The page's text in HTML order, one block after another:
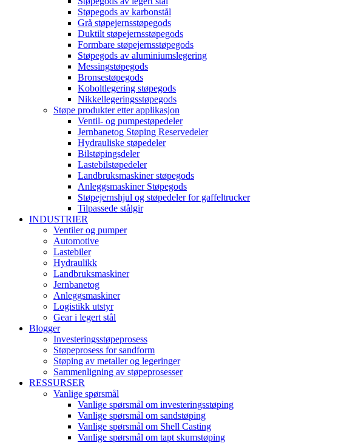
Støpegods av karbonstål
Grå støpejernsstøpegods
Duktilt støpejernsstøpegods
Formbare støpejernsstøpegods
Støpegods av aluminiumslegering
Messingstøpegods
Bronsestøpegods
Koboltlegering støpegods
Nikkellegeringsstøpegods
Støpe produkter etter applikasjon
Ventil- og pumpestøpedeler
Jernbanetog Støping Reservedeler
Hydrauliske støpedeler
Bilstøpingsdeler
Lastebilstøpedeler
Landbruksmaskiner støpegods
Anleggsmaskiner Støpegods
Støpejernshjul og støpedeler for gaffeltrucker
Tilpassede stålgir
INDUSTRIER
Ventiler og pumper
Automotive
Lastebiler
Hydraulikk
Landbruksmaskiner
Jernbanetog
Anleggsmaskiner
Logistikk utstyr
Gear i legert stål
Blogger
Investeringsstøpeprosess
Støpeprosess for sandform
Støping av metaller og legeringer
Sammenligning av støpeprosesser
RESSURSER
Vanlige spørsmål
Vanlige spørsmål om investeringsstøping
Vanlige spørsmål om sandstøping
Vanlige spørsmål om Shell Casting
Vanlige spørsmål om tapt skumstøping